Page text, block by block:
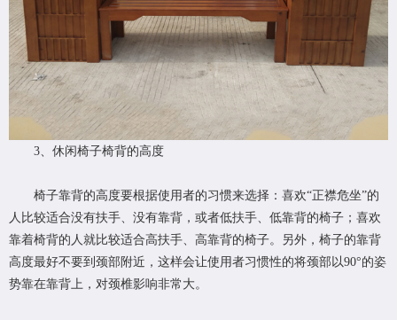
3、休闲椅子椅背的高度
椅子靠背的高度要根据使用者的习惯来选择：喜欢“正襟危坐”的
人比较适合没有扶手、没有靠背，或者低扶手、低靠背的椅子；喜欢
靠着椅背的人就比较适合高扶手、高靠背的椅子。另外，椅子的靠背
高度最好不要到颈部附近，这样会让使用者习惯性的将颈部以90°的姿
势靠在靠背上，对颈椎影响非常大。